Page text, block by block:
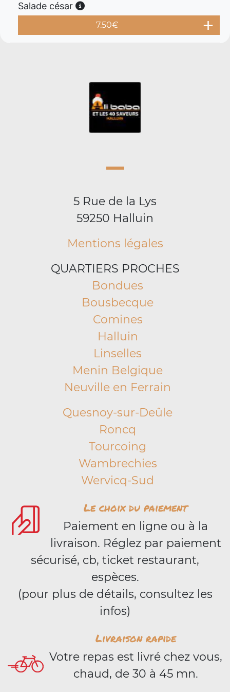
Salade césar
7.50€
5 Rue de la Lys
59250 Halluin
Mentions légales
QUARTIERS PROCHES
Bondues
Bousbecque
Comines
Halluin
Linselles
Menin Belgique
Neuville en Ferrain
Quesnoy-sur-Deûle
Roncq
Tourcoing
Wambrechies
Wervicq-Sud
Le choix du paiement
Paiement en ligne ou à la
livraison. Réglez par paiement
sécurisé, cb, ticket restaurant,
espèces.
(pour plus de détails, consultez les
infos)
Livraison rapide
Votre repas est livré chez vous,
chaud, de 30 à 45 mn.